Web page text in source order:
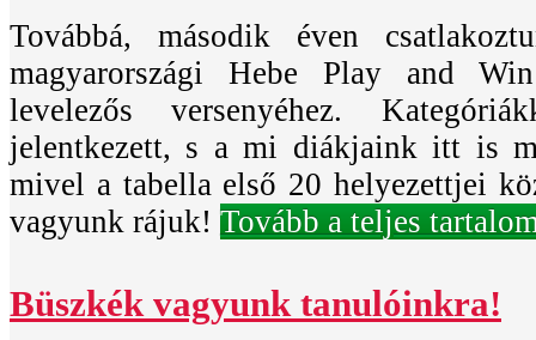
Továbbá, második éven
magyarországi Hebe Play and
levelezős versenyéhez.
jelentkezett, s a mi diákjaink itt is
mivel a tabella első 20 helyezettjei
vagyunk rájuk! Tovább a teljes
Büszkék vagyunk tanulóinkra!